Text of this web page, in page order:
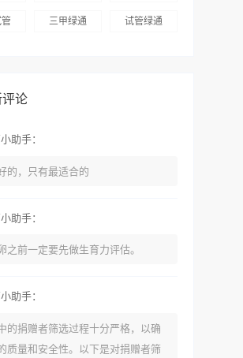
三甲绿通 试管绿通
论
助手：
的，只有最适合的
助手：
之前一定要先做生育力评估。
助手：
的捐赠者筛选过程十分严格，以确
质量和安全性。以下是对捐赠者筛